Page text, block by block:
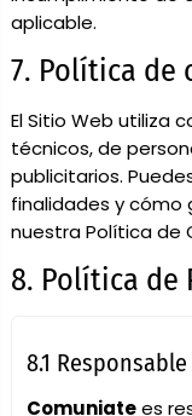
aplicable.
7. Política de
El Sitio Web utiliza
técnicos, de
publicitarios.
finalidades y
nuestraPolítica de
8. Política de
8.1
Comuniatees